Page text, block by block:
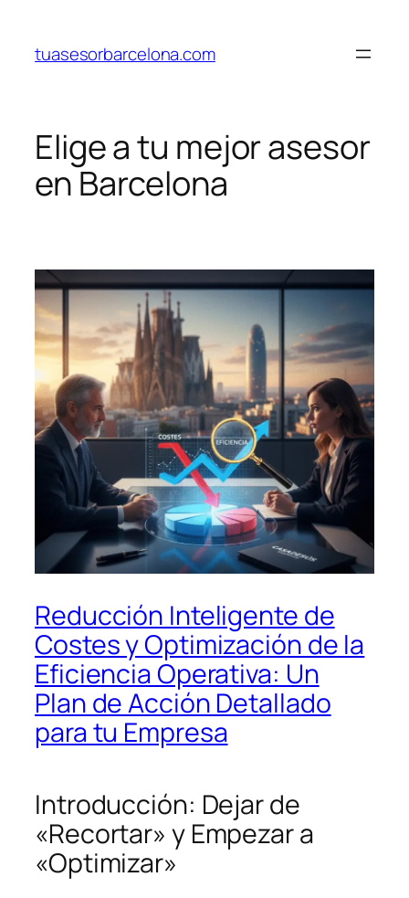
contenido
tuasesorbarcelona.com
Elige a tu mejor asesor
en Barcelona
Reducción Inteligente de
Costes y Optimización de la
Eficiencia Operativa: Un
Plan de Acción Detallado
para tu Empresa
Introducción: Dejar de
«Recortar» y Empezar a
«Optimizar»